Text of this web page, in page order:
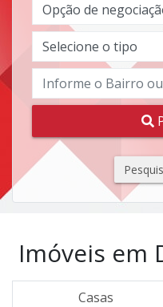
Imóveis em
Casas